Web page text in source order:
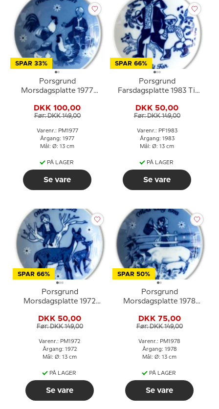
SPAR 33%
Porsgrund
Morsdagsplatte 1977
kyllinger
DKK 100,00
Før: DKK 149,00
Varenr.: PM1977
Årgang: 1977
Mål: Ø: 13 cm
PÅ LAGER
Se vare
SPAR 66%
Porsgrund
Farsdagsplatte 1983 Til
DKK 50,00
Før: DKK 149,00
Varenr.: PF1983
Årgang: 1983
Mål: Ø: 13 cm
PÅ LAGER
Se vare
SPAR 66%
Porsgrund
Morsdagsplatte 1972
DKK 50,00
Før: DKK 149,00
Varenr.: PM1972
Årgang: 1972
Mål: Ø: 13 cm
PÅ LAGER
Se vare
SPAR 50%
Porsgrund
Morsdagsplatte 1978
pattegrise
DKK 75,00
Før: DKK 149,00
Varenr.: PM1978
Årgang: 1978
Mål: Ø: 13 cm
PÅ LAGER
Se vare